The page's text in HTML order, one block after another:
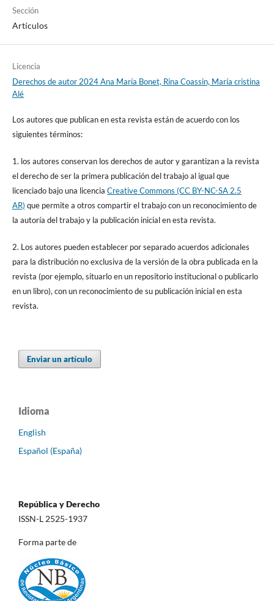
Sección
Artículos
Licencia
Derechos de autor 2024 Ana María Bonet, Rina Coassin, María cristina
Alé
Los autores que publican en esta revista están de acuerdo con los
siguientes términos:
1. los autores conservan los derechos de autor y garantizan a la revista
el derecho de ser la primera publicación del trabajo al igual que
licenciado bajo una licencia Creative Commons (CC BY-NC-SA 2.5
AR) que permite a otros compartir el trabajo con un reconocimiento de
la autoría del trabajo y la publicación inicial en esta revista.
2. Los autores pueden establecer por separado acuerdos adicionales
para la distribución no exclusiva de la versión de la obra publicada en la
revista (por ejemplo, situarlo en un repositorio institucional o publicarlo
en un libro), con un reconocimiento de su publicación inicial en esta
revista.
Enviar un artículo
Idioma
English
Español (España)
República y Derecho
ISSN-L 2525-1937
Forma parte de